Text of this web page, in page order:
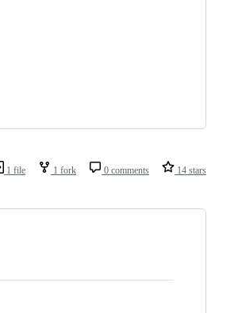
1 file 1 fork 0 comments 14 stars